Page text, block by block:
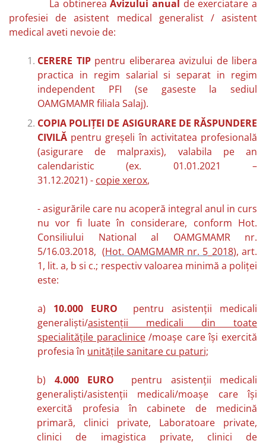
La obtinereaAvizului anual de exerciatare a
profesiei de asistent medical generalist / asistent
medical aveti nevoie de:
CERERE TIPpentru eliberarea avizului de libera
practica in regim salarial si separat in regim
independent PFI (se gaseste la sediul
OAMGMAMR filiala Salaj).
COPIA POLIŢEI DE ASIGURARE DE RĂSPUNDERE
CIVILĂ pentru greşeli în activitatea profesională
(asigurare de malpraxis), valabila pe an
calendaristic (ex. 01.01.2021 –
31.12.2021) - copie xerox,
- asigurările care nu acoperă integral anul in curs
nu vor fi luate în considerare, conform Hot.
Consiliului National al OAMGMAMR nr.
5/16.03.2018, (Hot. OAMGMAMR nr. 5_2018), art.
1, lit. a, b si c.; respectiv valoarea minimă a poliţei
este:
a) 10.000 EURO pentru asistenţii medicali
generalişti/asistenţii medicali din toate
specialităţile paraclinice/moaşe care îşi exercită
profesia în unităţile sanitare cu paturi;
b) 4.000 EURO pentru asistenţii medicali
generalişti/asistenţii medicali/moaşe care îşi
exercită profesia în cabinete de medicină
primară, clinici private, Laboratoare private,
clinici de imagistica private, clinici de